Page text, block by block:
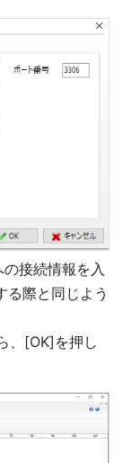
接続情報を入
る際と同じよう
、[OK]を押し